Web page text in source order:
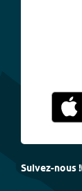
Suivez-nous !